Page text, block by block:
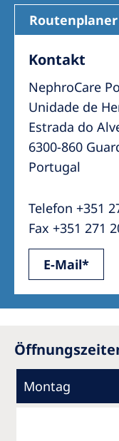
Routenplaner
Kontakt
NephroCare
Unidade de
Estrada do
6300-860
Portugal
Telefon +351
Fax +351 271
E-Mail*
Montag